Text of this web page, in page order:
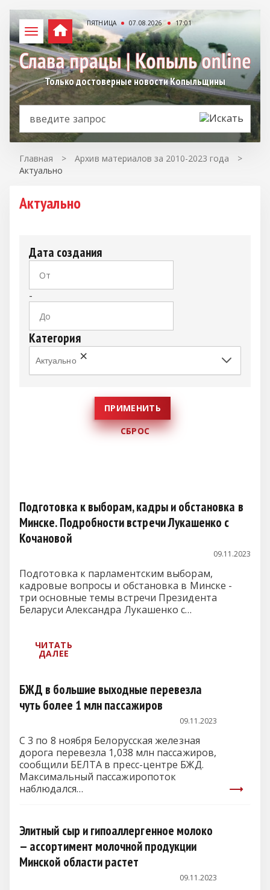
ПЯТНИЦА 07.08.2026 17:01
Только достоверные новости Копыльщины
Главная > Архив материалов за 2010-2023 года
>
Актуально
Актуально
Дата создания
-
Категория
Актуально ×
Подготовка к выборам, кадры и обстановка в
Минске. Подробности встречи Лукашенко с
Кочановой
09.11.2023
Подготовка к парламентским выборам,
кадровые вопросы и обстановка в Минске -
три основные темы встречи Президента
Беларуси Александра Лукашенко с…
БЖД в большие выходные перевезла
чуть более 1 млн пассажиров
09.11.2023
С 3 по 8 ноября Белорусская железная
дорога перевезла 1,038 млн пассажиров,
сообщили БЕЛТА в пресс-центре БЖД.
Максимальный пассажиропоток
наблюдался…
Элитный сыр и гипоаллергенное молоко
— ассортимент молочной продукции
Минской области растет
09.11.2023